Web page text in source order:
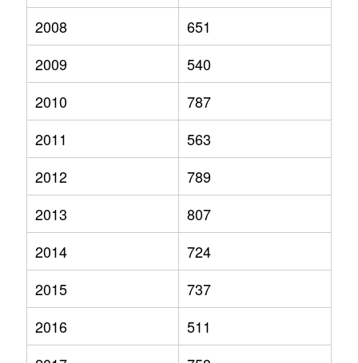
2008
651
2009
540
2010
787
2011
563
2012
789
2013
807
2014
724
2015
737
2016
511